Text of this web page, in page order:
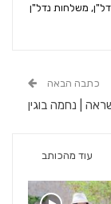
משלחות נדל"ן
כתבה הבאה
| נחמה בוגין
עוד מהכותב